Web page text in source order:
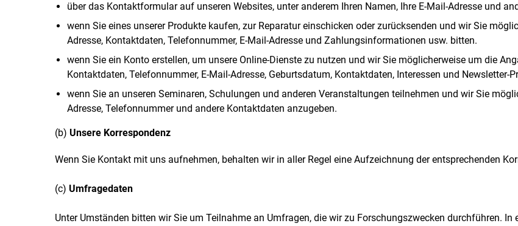
über das Kontaktformular auf unseren Websites, unter anderem Ihren Namen, Ihre E-Mail-Adresse und
wenn Sie eines unserer Produkte kaufen, zur Reparatur einschicken oder zurücksenden und wir Sie
Adresse, Kontaktdaten, Telefonnummer, E-Mail-Adresse und Zahlungsinformationen usw. bitten.
wenn Sie ein Konto erstellen, um unsere Online-Dienste zu nutzen und wir Sie möglicherweise um die
Kontaktdaten, Telefonnummer, E-Mail-Adresse, Geburtsdatum, Kontaktdaten, Interessen und Newsletter-
wenn Sie an unseren Seminaren, Schulungen und anderen Veranstaltungen teilnehmen und wir Sie
Adresse, Telefonnummer und andere Kontaktdaten anzugeben.
(b) Unsere Korrespondenz
Wenn Sie Kontakt mit uns aufnehmen, behalten wir in aller Regel eine Aufzeichnung der entsprechenden
(c) Umfragedaten
Unter Umständen bitten wir Sie um Teilnahme an Umfragen, die wir zu Forschungszwecken durchführen.